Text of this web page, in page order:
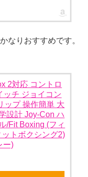
なりおすすめです。
2対応 コントロ
ッチ ジョイコン
ップ 操作簡単 大
設計 Joy-Con ハ
/Fit Boxing (フィ
トボクシング2)
ー)